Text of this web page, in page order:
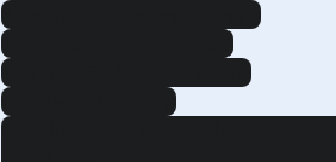
Reiserücktrittsversicherung
Reiseversicherungspaket
Wohngebäudeversicherung
Unfallversicherung
Beihilfeantrag und Rechnung